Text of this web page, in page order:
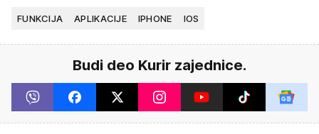
FUNKCIJA APLIKACIJE IPHONE IOS
Budi deo Kurir zajednice.